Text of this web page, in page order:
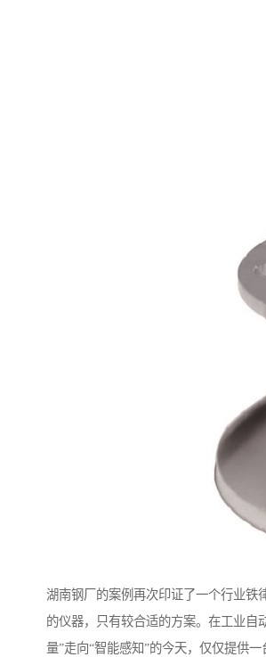
湖南钢厂的案例再次印证了一个行业
的仪器，只有较合适的方案。在工业自
量”走向“智能感知”的今天，仅仅提供